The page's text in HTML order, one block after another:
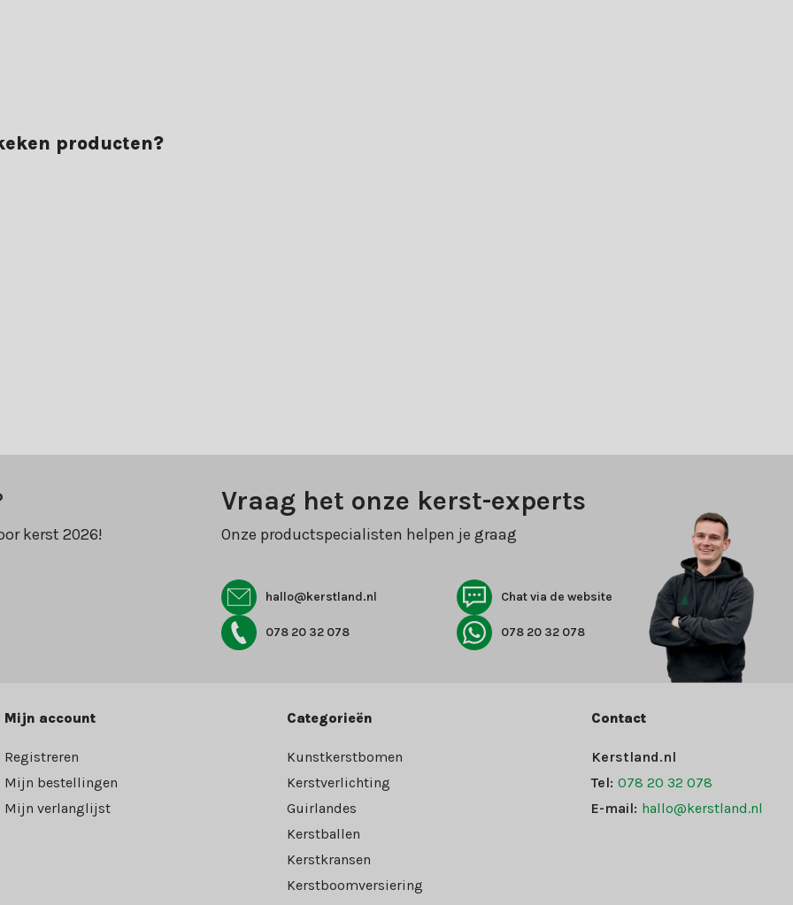
producten?
kerst 2026!
Vraag het onze kerst-experts
Onze productspecialisten helpen je graag
hallo@kerstland.nl Chat via de website
078 20 32 078 078 20 32 078
Mijn account
Registreren
Mijn bestellingen
Mijn verlanglijst
Categorieën
Kunstkerstbomen
Kerstverlichting
Guirlandes
Kerstballen
Kerstkransen
Kerstboomversiering
Contact
Kerstland.nl
Tel: 078 20 32 078
E-mail: hallo@kerstland.nl